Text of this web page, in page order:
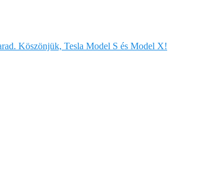
Köszönjük, Tesla Model S és Model X!